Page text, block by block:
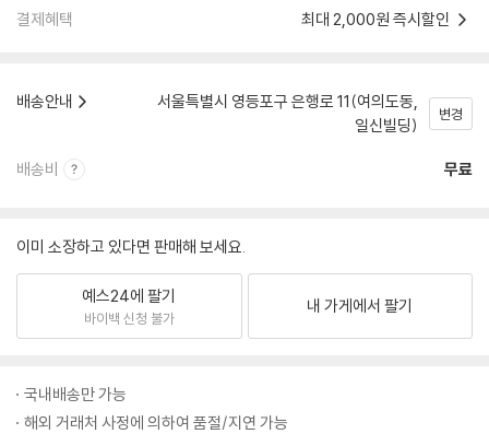
결제혜택 최대 2,000원 즉시할인
배송안내
서울특별시 영등포구 은행로 11(여의도동,
일신빌딩)
변경
배송비 무료
이미 소장하고 있다면 판매해 보세요.
예스24에 팔기
바이백 신청 불가
내 가게에서 팔기
국내배송만 가능
해외 거래처 사정에 의하여 품절/지연 가능